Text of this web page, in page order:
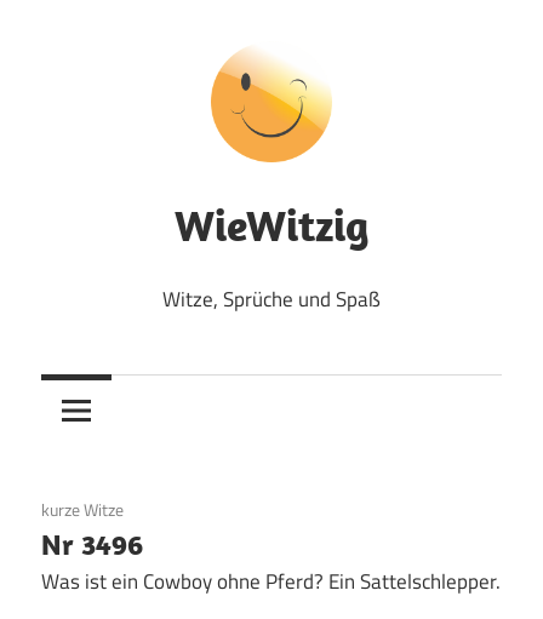
WieWitzig
Witze, Sprüche und Spaß
25. Juli 2017
kurze Witze
Nr 3496
Was ist ein Cowboy ohne Pferd? Ein Sattelschlepper.